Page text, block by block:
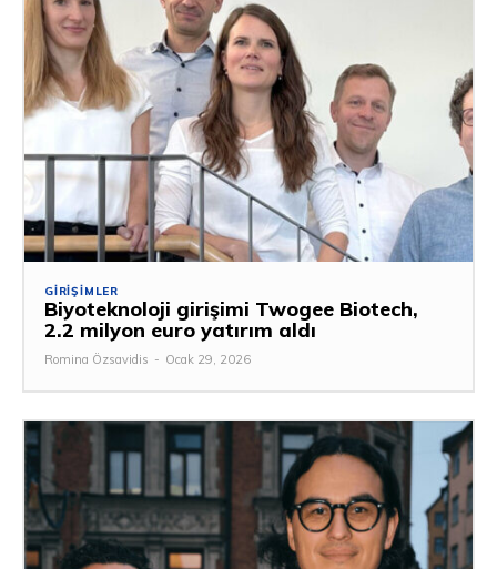
GIRIŞIMLER
Biyoteknoloji girişimi Twogee Biotech,
2.2 milyon euro yatırım aldı
Romina Özsavidis - Ocak 29, 2026